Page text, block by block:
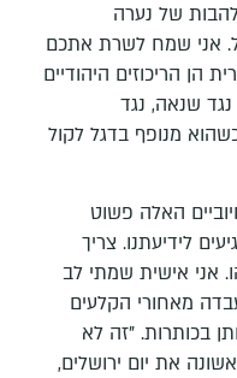
של נערה
אני שמח לשרת אתכם
הן הריכוזים היהודיים
שנאה, נגד
מנופף בדגל לקול
האלה פשוט
לידיעתנו. צריך
אני אישית שמתי לב
מאחורי הקלעים
בכותרות. "זה לא
את יום ירושלים,